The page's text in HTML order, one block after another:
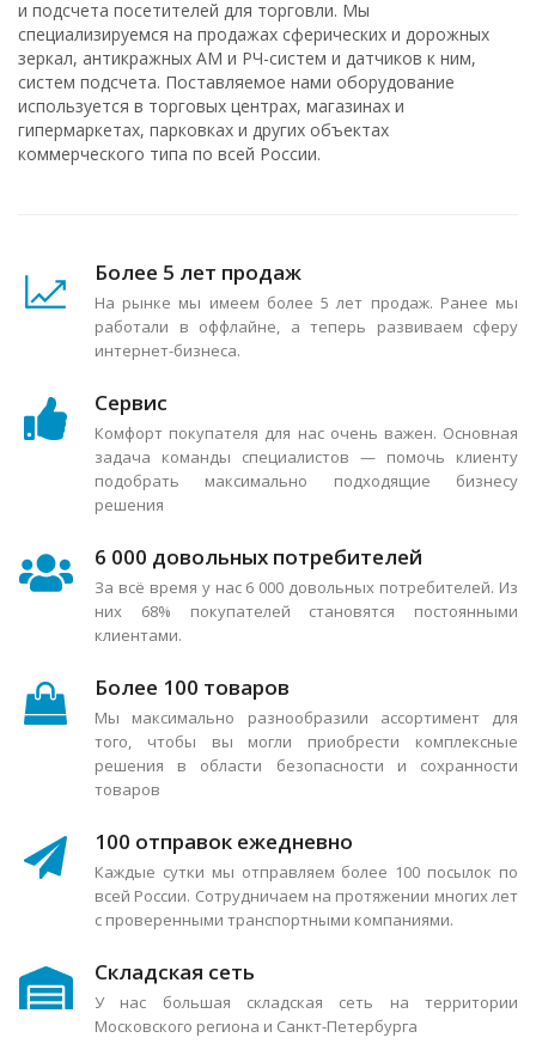
и подсчета посетителей для торговли. Мы
специализируемся на продажах сферических и дорожных
зеркал, антикражных АМ и РЧ-систем и датчиков к ним,
систем подсчета. Поставляемое нами оборудование
используется в торговых центрах, магазинах и
гипермаркетах, парковках и других объектах
коммерческого типа по всей России.
Более 5 лет продаж
На рынке мы имеем более 5 лет продаж. Ранее мы
работали в оффлайне, а теперь развиваем сферу
интернет-бизнеса.
Сервис
Комфорт покупателя для нас очень важен. Основная
задача команды специалистов — помочь клиенту
подобрать максимально подходящие бизнесу
решения
6 000 довольных потребителей
За всё время у нас 6 000 довольных потребителей. Из
них 68% покупателей становятся постоянными
клиентами.
Более 100 товаров
Мы максимально разнообразили ассортимент для
того, чтобы вы могли приобрести комплексные
решения в области безопасности и сохранности
товаров
100 отправок ежедневно
Каждые сутки мы отправляем более 100 посылок по
всей России. Сотрудничаем на протяжении многих лет
с проверенными транспортными компаниями.
Складская сеть
У нас большая складская сеть на территории
Московского региона и Санкт-Петербурга